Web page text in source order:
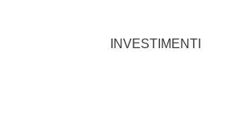
INVESTIMENTI